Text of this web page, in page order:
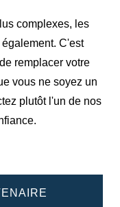
complexes, les
C'est
remplacer votre
vous ne soyez un
plutôt l'un de nos